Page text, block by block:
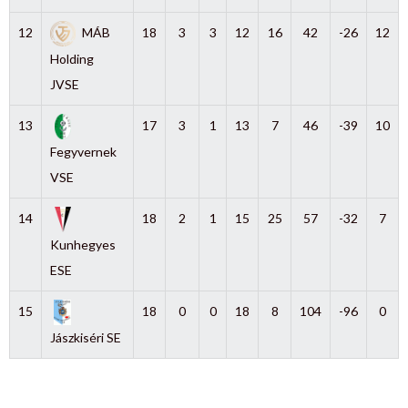
12
MÁB
Holding
JVSE
18 3 3 12 16 42 -26 12
13
Fegyvernek
VSE
17 3 1 13 7 46 -39 10
14
Kunhegyes
ESE
18 2 1 15 25 57 -32 7
15
Jászkiséri SE
18 0 0 18 8 104 -96 0